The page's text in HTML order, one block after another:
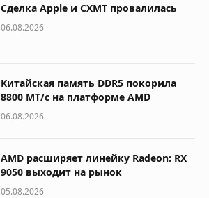
Сделка Apple и CXMT провалилась
06.08.2026
Китайская память DDR5 покорила
8800 МТ/с на платформе AMD
06.08.2026
AMD расширяет линейку Radeon: RX
9050 выходит на рынок
05.08.2026